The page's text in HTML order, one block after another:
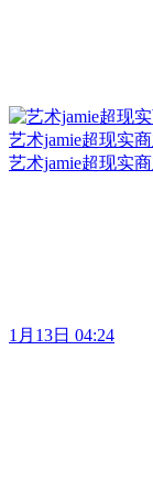
艺术jamie超现实
艺术jamie超现实
1月13日 04:24